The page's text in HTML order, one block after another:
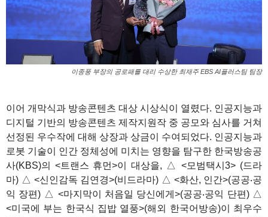
이종풍 부장의 공로패를 대리 수상한 최재주 EBS AI플러스팀 팀장
이어 개막식과 방송콘텐츠 대상 시상식이 열렸다. 인공지능과
디지털 기반의 방송콘텐츠 제작지원작 중 공모와 심사를 거쳐
선정된 우수작에 대해 상장과 상금이 수여되었다. 인공지능과
로봇 기술이 인간 정체성에 미치는 영향을 탐구한 한국방송공
사(KBS)의 <트랜스 휴먼>이 대상을, △ <모범택시3> (드라
마) △ <신인감독 김연경>(비드라마) △ <화산, 인간>(공공‧공
익 장편) △ <마지막이 처음일 당신에게>(공공‧공익 단편) △
<미국에 부는 한국식 집밥 열풍>(해외 한국어방송)이 최우수